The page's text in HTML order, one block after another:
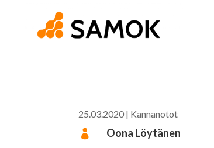
25.03.2020 | Kannanotot
 Oona Löytänen